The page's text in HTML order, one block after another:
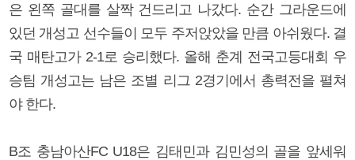
은 왼쪽 골대를 살짝 건드리고 나갔다. 순간 그라운드에
있던 개성고 선수들이 모두 주저앉았을 만큼 아쉬웠다. 결
국 매탄고가 2-1로 승리했다. 올해 춘계 전국고등대회 우
승팀 개성고는 남은 조별 리그 2경기에서 총력전을 펼쳐
야 한다.
B조 충남아산FC U18은 김태민과 김민성의 골을 앞세워